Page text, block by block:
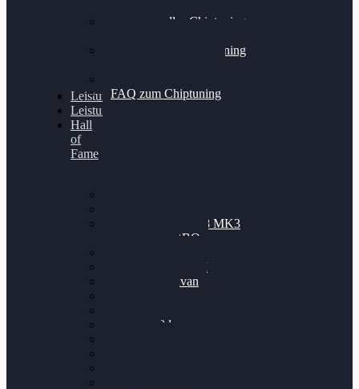
Professionelles Chiptuning
Professionelles Chiptuning
FAQ zum Chiptuning
Leistungsmessung
Leistungsprüfstand
Hall
of
Fame
Nissan GT-R35 3.8 MK3
V6 TWINTURBO
VW Passat 2.0TDI
VW T6 Multivan
BMW 120d